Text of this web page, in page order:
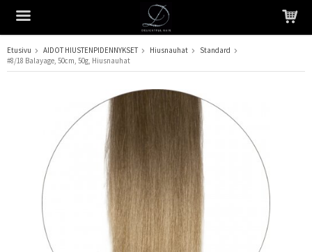
Tuote on lisätty ostoskoriin
Etusivu AIDOT HIUSTENPIDENNYKSET Hiusnauhat
Standard
#8/18 Balayage, 50cm, 50g, Hiusnauhat